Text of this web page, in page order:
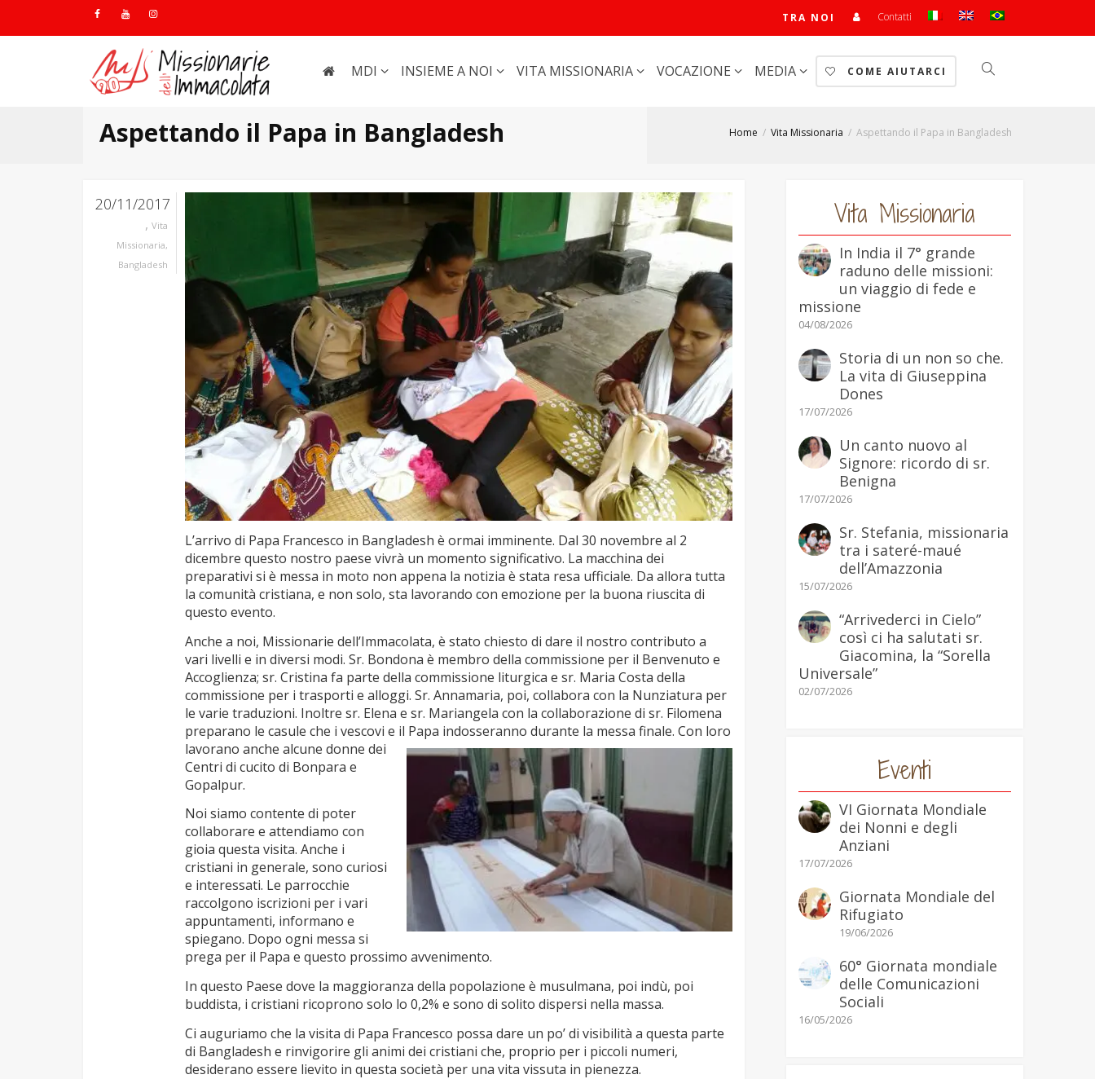
TRA NOI Contatti
MDI INSIEME A NOI VITA MISSIONARIA VOCAZIONE MEDIA COME AIUTARCI
Aspettando il Papa in Bangladesh Home Vita Missionaria Aspettando il Papa in Bangladesh
20/11/2017
, Vita
Missionaria,
Bangladesh
L’arrivo di Papa Francesco in Bangladesh è ormai imminente. Dal 30 novembre al 2
dicembre questo nostro paese vivrà un momento significativo. La macchina dei
preparativi si è messa in moto non appena la notizia è stata resa ufficiale. Da allora tutta
la comunità cristiana, e non solo, sta lavorando con emozione per la buona riuscita di
questo evento.
Anche a noi, Missionarie dell’Immacolata, è stato chiesto di dare il nostro contributo a
vari livelli e in diversi modi. Sr. Bondona è membro della commissione per il Benvenuto e
Accoglienza; sr. Cristina fa parte della commissione liturgica e sr. Maria Costa della
commissione per i trasporti e alloggi. Sr. Annamaria, poi, collabora con la Nunziatura per
le varie traduzioni. Inoltre sr. Elena e sr. Mariangela con la collaborazione di sr. Filomena
preparano le casule che i vescovi e il Papa indosseranno durante la messa finale. Con loro
lavorano anche alcune donne dei
Centri di cucito di Bonpara e
Gopalpur.
Noi siamo contente di poter
collaborare e attendiamo con
gioia questa visita. Anche i
cristiani in generale, sono curiosi
e interessati. Le parrocchie
raccolgono iscrizioni per i vari
appuntamenti, informano e
spiegano. Dopo ogni messa si
prega per il Papa e questo prossimo avvenimento.
In questo Paese dove la maggioranza della popolazione è musulmana, poi indù, poi
buddista, i cristiani ricoprono solo lo 0,2% e sono di solito dispersi nella massa.
Ci auguriamo che la visita di Papa Francesco possa dare un po’ di visibilità a questa parte
di Bangladesh e rinvigorire gli animi dei cristiani che, proprio per i piccoli numeri,
desiderano essere lievito in questa società per una vita vissuta in pienezza.
Vita Missionaria
In India il 7° grande
raduno delle missioni:
un viaggio di fede e
missione
04/08/2026
Storia di un non so che.
La vita di Giuseppina
Dones
17/07/2026
Un canto nuovo al
Signore: ricordo di sr.
Benigna
17/07/2026
Sr. Stefania, missionaria
tra i sateré-maué
dell’Amazzonia
15/07/2026
“Arrivederci in Cielo”
così ci ha salutati sr.
Giacomina, la “Sorella
Universale”
02/07/2026
Eventi
VI Giornata Mondiale
dei Nonni e degli
Anziani
17/07/2026
Giornata Mondiale del
Rifugiato
19/06/2026
60° Giornata mondiale
delle Comunicazioni
Sociali
16/05/2026